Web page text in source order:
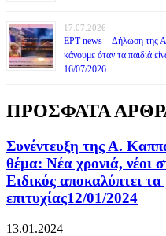
17.07.2026
ΕΡΤ news – Δήλωση της
κάνουμε όταν τα παιδιά
16/07/2026
ΠΡΟΣΦΑΤΑ
Συνέντευξη της Α.
θέμα: Νέα χρονιά, νέοι
Ειδικός αποκαλύπτει
επιτυχίας12/01/2024
13.01.2024